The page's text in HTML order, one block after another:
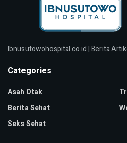
Ibnusutowohospital.co.id | Berita
Categories
Asah Otak
Berita Sehat
Seks Sehat